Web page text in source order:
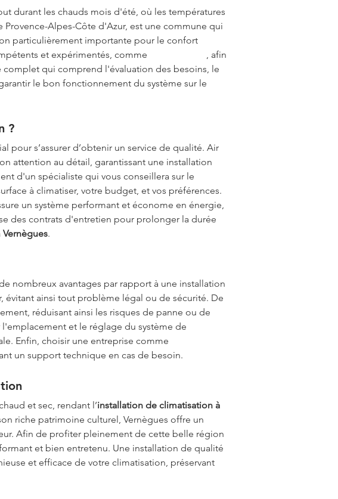
durant les chauds mois d'été, où les températures
Alpes-Côte d'Azur, est une commune qui
particulièrement importante pour le confort
et expérimentés, comme
, afin
qui comprend l'évaluation des besoins, le
le bon fonctionnement du système sur le
?
pour s’assurer d’obtenir un service de qualité. Air
attention au détail, garantissant une installation
d'un spécialiste qui vous conseillera sur le
à climatiser, votre budget, et vos préférences.
un système performant et économe en énergie,
des contrats d'entretien pour prolonger la durée
Vernègues.
nombreux avantages par rapport à une installation
évitant ainsi tout problème légal ou de sécurité. De
réduisant ainsi les risques de panne ou de
et le réglage du système de
Enfin, choisir une entreprise comme
un support technique en cas de besoin.
et sec, rendant l’installation de climatisation à
riche patrimoine culturel, Vernègues offre un
Afin de profiter pleinement de cette belle région
et bien entretenu. Une installation de qualité
et efficace de votre climatisation, préservant